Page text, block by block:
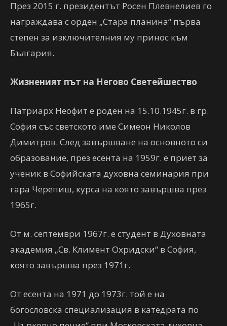
През 2015 г. президентът Росен Плевнелиев го
награждава с орден „Стара планина“ първа
степен за изключителния му принос към
България.
Жизненият път на Негово Светейшество
Патриарх Неофит е роден на 15.10.1945г. в гр.
София със светското име Симеон Николов
Димитров. След завършване на основното си
образование, през есента на 1959г. е приет за
ученик в Софийската духовна семинария при
гара Черепиш, курсa на която завършва през
1965г.
От м. септември 1967г. е студент в Духовната
академия „Св. Климент Охридски“ в София,
която завършва през 1971г.
От есента на 1971 до 1973г. той е на
богословска специализация в катедрата по